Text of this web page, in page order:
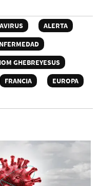
ALERTA
GHEBREYESUS
FRANCIA
EUROPA